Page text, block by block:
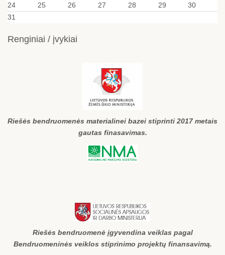
24
25 26 27 28 29
30
31
Renginiai / įvykiai
Riešės bendruomenės materialinei bazei stiprinti 2017 metais
gautas finasavimas.
Riešės bendruomenė įgyvendina veiklas pagal
Bendruomeninės veiklos stiprinimo projektų finansavimą.